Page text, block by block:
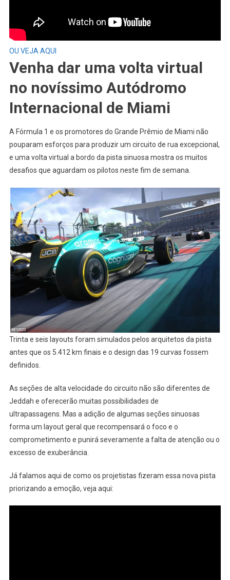
OU VEJA AQUI
Venha dar uma volta virtual
no novíssimo Autódromo
Internacional de Miami
A Fórmula 1 e os promotores do Grande Prêmio de Miami não
pouparam esforços para produzir um circuito de rua excepcional,
e uma volta virtual a bordo da pista sinuosa mostra os muitos
desafios que aguardam os pilotos neste fim de semana.
Trinta e seis layouts foram simulados pelos arquitetos da pista
antes que os 5.412 km finais e o design das 19 curvas fossem
definidos.
As seções de alta velocidade do circuito não são diferentes de
Jeddah e oferecerão muitas possibilidades de
ultrapassagens. Mas a adição de algumas seções sinuosas
forma um layout geral que recompensará o foco e o
comprometimento e punirá severamente a falta de atenção ou o
excesso de exuberância.
Já falamos aqui de como os projetistas fizeram essa nova pista
priorizando a emoção, veja aqui: